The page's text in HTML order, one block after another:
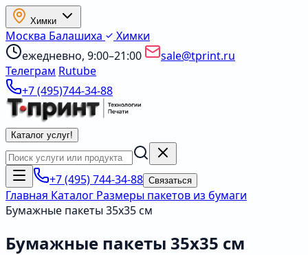
Химки
Москва Балашиха
Химки
ежедневно, 9:00–21:00
sale@tprint.ru
Телеграм Rutube
+7 (495)744-34-88
Каталог услуг!
+7 (495) 744-34-88 Связаться
Главная Каталог Размеры пакетов из бумаги
Бумажные пакеты 35х35 см
Бумажные пакеты 35х35 см